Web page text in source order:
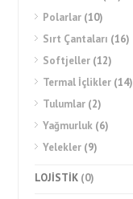
Polarlar (10)
Sırt Çantaları (16)
Softjeller (12)
Termal İçlikler (14)
Tulumlar (2)
Yağmurluk (6)
Yelekler (9)
LOJİSTİK (0)